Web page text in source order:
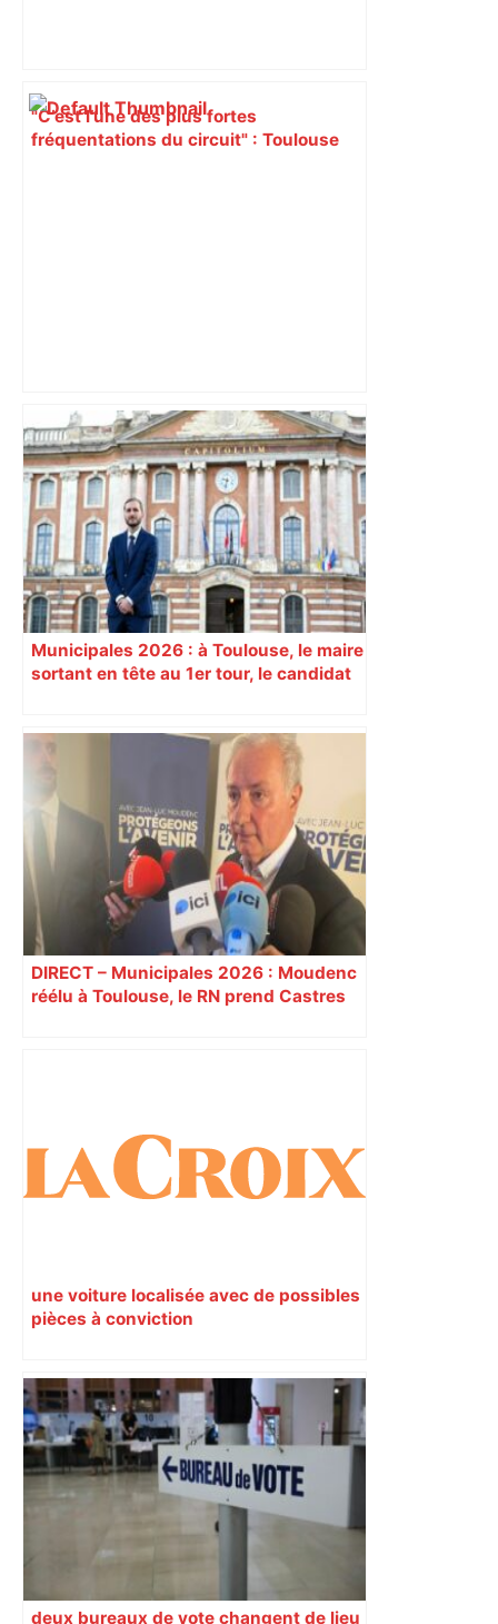
"C’est l’une des plus fortes
fréquentations du circuit" : Toulouse
A680 Toulouse fermée dans les 2 sens
– Radio VINCI Autoroutes
Municipales 2026 : à Toulouse, le maire
sortant en tête au 1er tour, le candidat
DIRECT – Municipales 2026 : Moudenc
réélu à Toulouse, le RN prend Castres
une voiture localisée avec de possibles
pièces à conviction
deux bureaux de vote changent de lieu